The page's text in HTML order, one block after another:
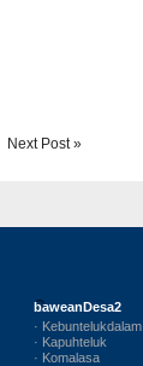
Next Post »
baweanDesa2
· Kebuntelukdalam
· Kapuhteluk
· Komalasa